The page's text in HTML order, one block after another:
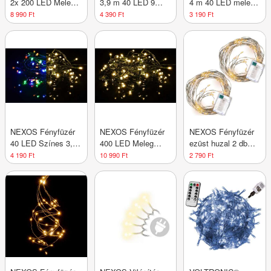
fehér 20 m
8 990 Ft
villogó funkció
4 390 Ft
fehér zöld kábel
3 190 Ft
NEXOS Fényfüzér
40 LED Színes 3,9
m
4 190 Ft
NEXOS Fényfüzér
400 LED Meleg
fehér 40 m
10 990 Ft
NEXOS Fényfüzér
ezüst huzal 2 db
meleg fehér 64 LED
2 790 Ft